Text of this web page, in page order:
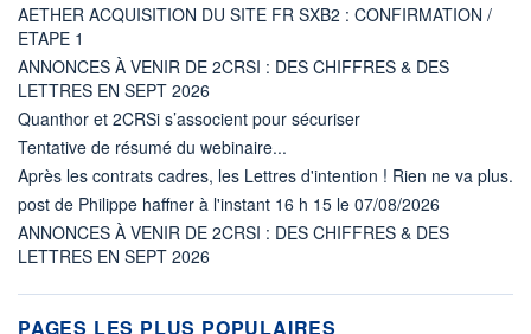
AETHER ACQUISITION DU SITE FR SXB2 : CONFIRMATION /
ETAPE 1
ANNONCES À VENIR DE 2CRSI : DES CHIFFRES & DES
LETTRES EN SEPT 2026
Quanthor et 2CRSi s’associent pour sécuriser
Tentative de résumé du webinaire...
Après les contrats cadres, les Lettres d'intention ! Rien ne va plus.
post de Philippe haffner à l'instant 16 h 15 le 07/08/2026
ANNONCES À VENIR DE 2CRSI : DES CHIFFRES & DES
LETTRES EN SEPT 2026
PAGES LES PLUS POPULAIRES